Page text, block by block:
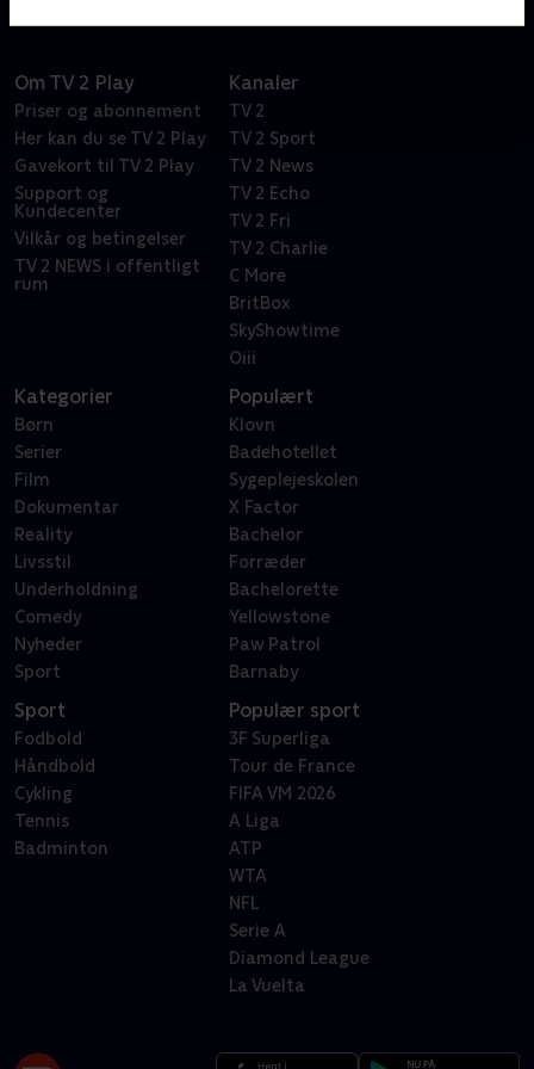
Om TV 2 Play
Priser og abonnement
Her kan du se TV 2 Play
Gavekort til TV 2 Play
Support og
Kundecenter
Vilkår og betingelser
TV 2 NEWS i offentligt
rum
Kanaler
TV 2
TV 2 Sport
TV 2 News
TV 2 Echo
TV 2 Fri
TV 2 Charlie
C More
BritBox
SkyShowtime
Oiii
Kategorier
Børn
Serier
Film
Dokumentar
Reality
Livsstil
Underholdning
Comedy
Nyheder
Sport
Populært
Klovn
Badehotellet
Sygeplejeskolen
X Factor
Bachelor
Forræder
Bachelorette
Yellowstone
Paw Patrol
Barnaby
Sport
Fodbold
Håndbold
Cykling
Tennis
Badminton
Populær sport
3F Superliga
Tour de France
FIFA VM 2026
A Liga
ATP
WTA
NFL
Serie A
Diamond League
La Vuelta